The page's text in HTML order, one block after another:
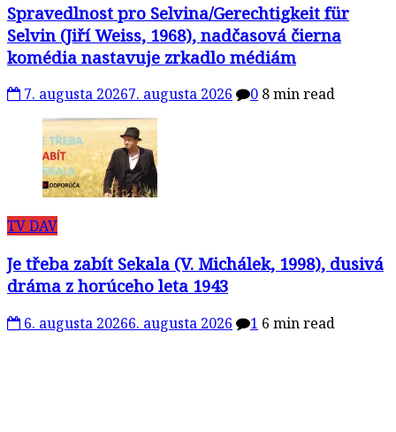
Spravedlnost pro Selvina/Gerechtigkeit für
Selvin (Jiří Weiss, 1968), nadčasová čierna
komédia nastavuje zrkadlo médiám
7. augusta 20267. augusta 2026 0 8 min read
TV DAV
Je třeba zabít Sekala (V. Michálek, 1998), dusivá
dráma z horúceho leta 1943
6. augusta 20266. augusta 2026 1 6 min read